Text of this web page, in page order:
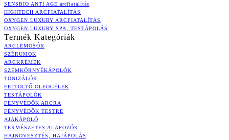
SENSBIO ANTI AGE arcfiatalítás
HIGHTECH ARCFIATALÍTÁS
OXYGEN LUXURY ARCFIATALÍTÁS
OXYGEN LUXURY SPA, TESTÁPOLÁS
Termék Kategóriák
ARCLEMOSÓK
SZÉRUMOK
ARCKRÉMEK
SZEMKÖRNYÉKÁPOLÓK
TONIZÁLÓK
FELTÖLTŐ OLEOGÉLEK
TESTÁPOLÓK
FÉNYVÉDŐK ARCRA
FÉNYVÉDŐK TESTRE
AJAKÁPOLÓ
TERMÉSZETES ALAPOZÓK
HAJNÖVESZTÉS, HAJÁPOLÁS